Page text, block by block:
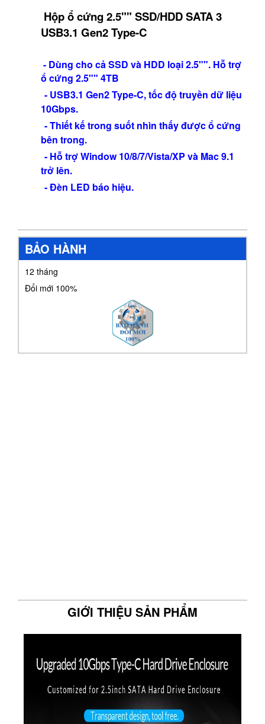
Hộp ổ cứng 2.5"" SSD/HDD SATA 3
USB3.1 Gen2 Type-C
- Dùng cho cả SSD và HDD loại 2.5"". Hỗ trợ
ổ cứng 2.5"" 4TB
- USB3.1 Gen2 Type-C, tốc độ truyền dữ liệu
10Gbps.
- Thiết kế trong suốt nhìn thấy được ổ cứng
bên trong.
- Hỗ trợ Window 10/8/7/Vista/XP và Mac 9.1
trở lên.
- Đèn LED báo hiệu.
BẢO HÀNH
12 tháng
Đổi mới 100%
GIỚI THIỆU SẢN PHẨM